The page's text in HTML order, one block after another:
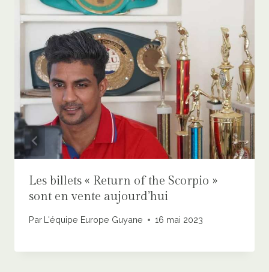
Les billets « Return of the Scorpio »
sont en vente aujourd’hui
Par L'équipe Europe Guyane 16 mai 2023